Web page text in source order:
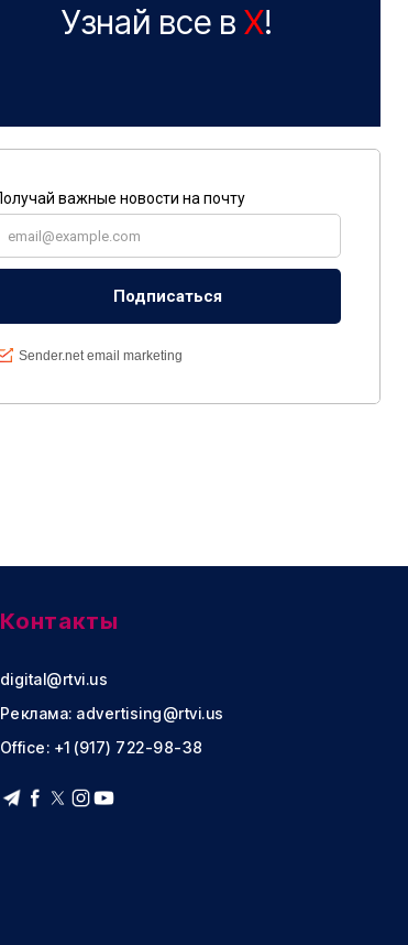
Узнай все в X!
Контакты
digital@rtvi.us
Реклама: advertising@rtvi.us
Office: +1 (917) 722-98-38